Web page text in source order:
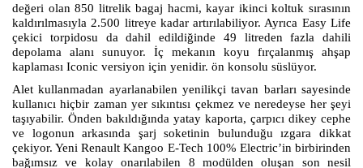
değeri olan 850 litrelik bagaj hacmi, kayar ikinci koltuk sırasının
kaldırılmasıyla 2.500 litreye kadar artırılabiliyor. Ayrıca Easy Life
çekici torpidosu da dahil edildiğinde 49 litreden fazla dahili
depolama alanı sunuyor. İç mekanın koyu fırçalanmış ahşap
kaplaması Iconic versiyon için yenidir. ön konsolu süslüyor.
Alet kullanmadan ayarlanabilen yenilikçi tavan barları sayesinde
kullanıcı hiçbir zaman yer sıkıntısı çekmez ve neredeyse her şeyi
taşıyabilir. Önden bakıldığında yatay kaporta, çarpıcı dikey cephe
ve logonun arkasında şarj soketinin bulunduğu ızgara dikkat
çekiyor. Yeni Renault Kangoo E-Tech 100% Electric’in birbirinden
bağımsız ve kolay onarılabilen 8 modülden oluşan son nesil